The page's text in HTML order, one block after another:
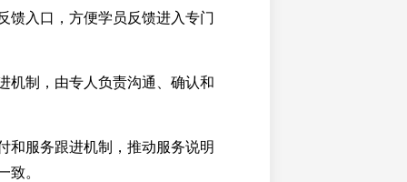
馈入口，方便学员反馈进入专门
机制，由专人负责沟通、确认和
和服务跟进机制，推动服务说明
致。